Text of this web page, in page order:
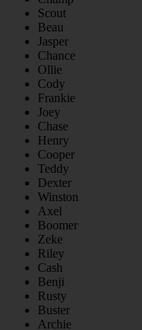
Scout
Beau
Jasper
Chance
Ollie
Cody
Frankie
Joey
Chase
Henry
Cooper
Teddy
Dexter
Winston
Axel
Boomer
Zeke
Riley
Cash
Benji
Rusty
Buster
Archie